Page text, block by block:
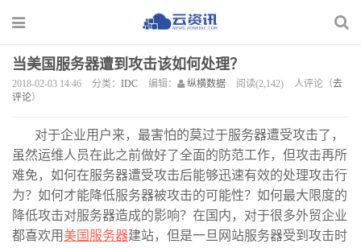
当美国服务器遭到攻击该如何处理？
2018-02-03 14:46 分类： IDC 编辑： 纵横数据 阅读(2,142) 人评论（去
评论）
对于企业用户来，最害怕的莫过于服务器遭受攻击了，
虽然运维人员在此之前做好了全面的防范工作，但攻击再所
难免，如何在服务器遭受攻击后能够迅速有效的处理攻击行
为？如何才能降低服务器被攻击的可能性？如何最大限度的
降低攻击对服务器造成的影响？在国内，对于很多外贸企业
都喜欢用 美国服务器建站，但是一旦网站服务器受到攻击时